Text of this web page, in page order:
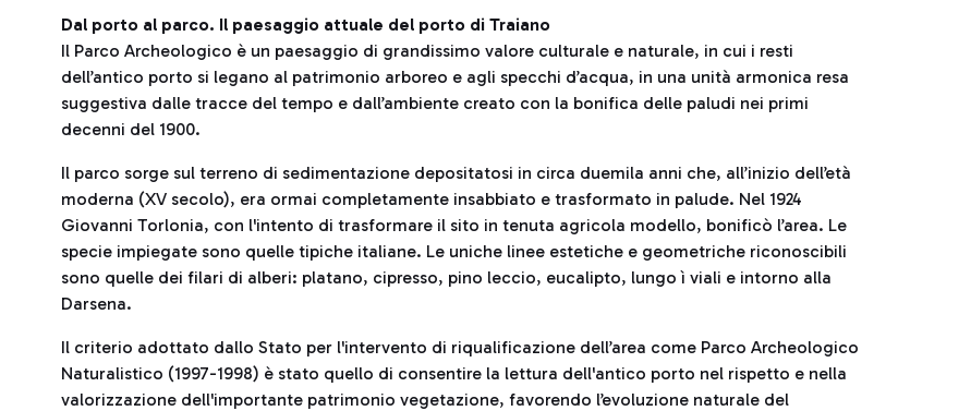
Dal porto al parco. Il paesaggio attuale del porto di Traiano
Il Parco Archeologico è un paesaggio di grandissimo valore culturale e naturale, in cui i resti
dell’antico porto si legano al patrimonio arboreo e agli specchi d’acqua, in una unità armonica resa
suggestiva dalle tracce del tempo e dall’ambiente creato con la bonifica delle paludi nei primi
decenni del 1900.
Il parco sorge sul terreno di sedimentazione depositatosi in circa duemila anni che, all’inizio dell’età
moderna (XV secolo), era ormai completamente insabbiato e trasformato in palude. Nel 1924
Giovanni Torlonia, con l'intento di trasformare il sito in tenuta agricola modello, bonificò l’area. Le
specie impiegate sono quelle tipiche italiane. Le uniche linee estetiche e geometriche riconoscibili
sono quelle dei filari di alberi: platano, cipresso, pino leccio, eucalipto, lungo ì viali e intorno alla
Darsena.
Il criterio adottato dallo Stato per l'intervento di riqualificazione dell’area come Parco Archeologico
Naturalistico (1997-1998) è stato quello di consentire la lettura dell'antico porto nel rispetto e nella
valorizzazione dell'importante patrimonio vegetazione, favorendo l’evoluzione naturale del